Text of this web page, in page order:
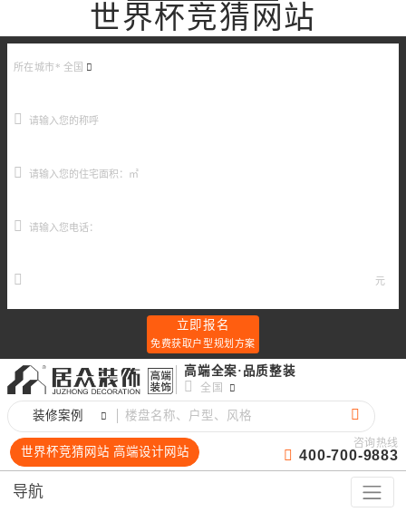
世界杯竞猜网站
所在城市* 全国
元
立即报名
免费获取户型规划方案
高端全案·品质整装
全国
装修案例
世界杯竞猜网站 高端设计网站
咨询热线
400-700-9883
导航